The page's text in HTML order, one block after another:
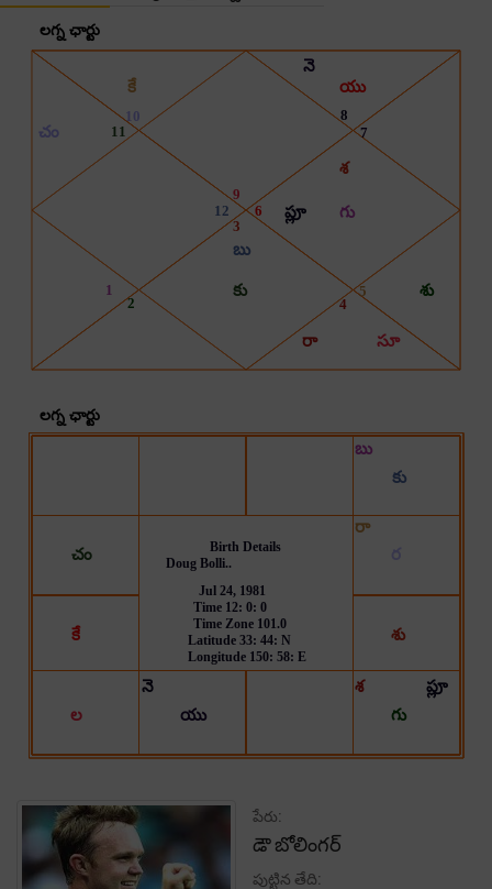
పేరు:
డౌ బోలింగర్
పుట్టిన తేది: